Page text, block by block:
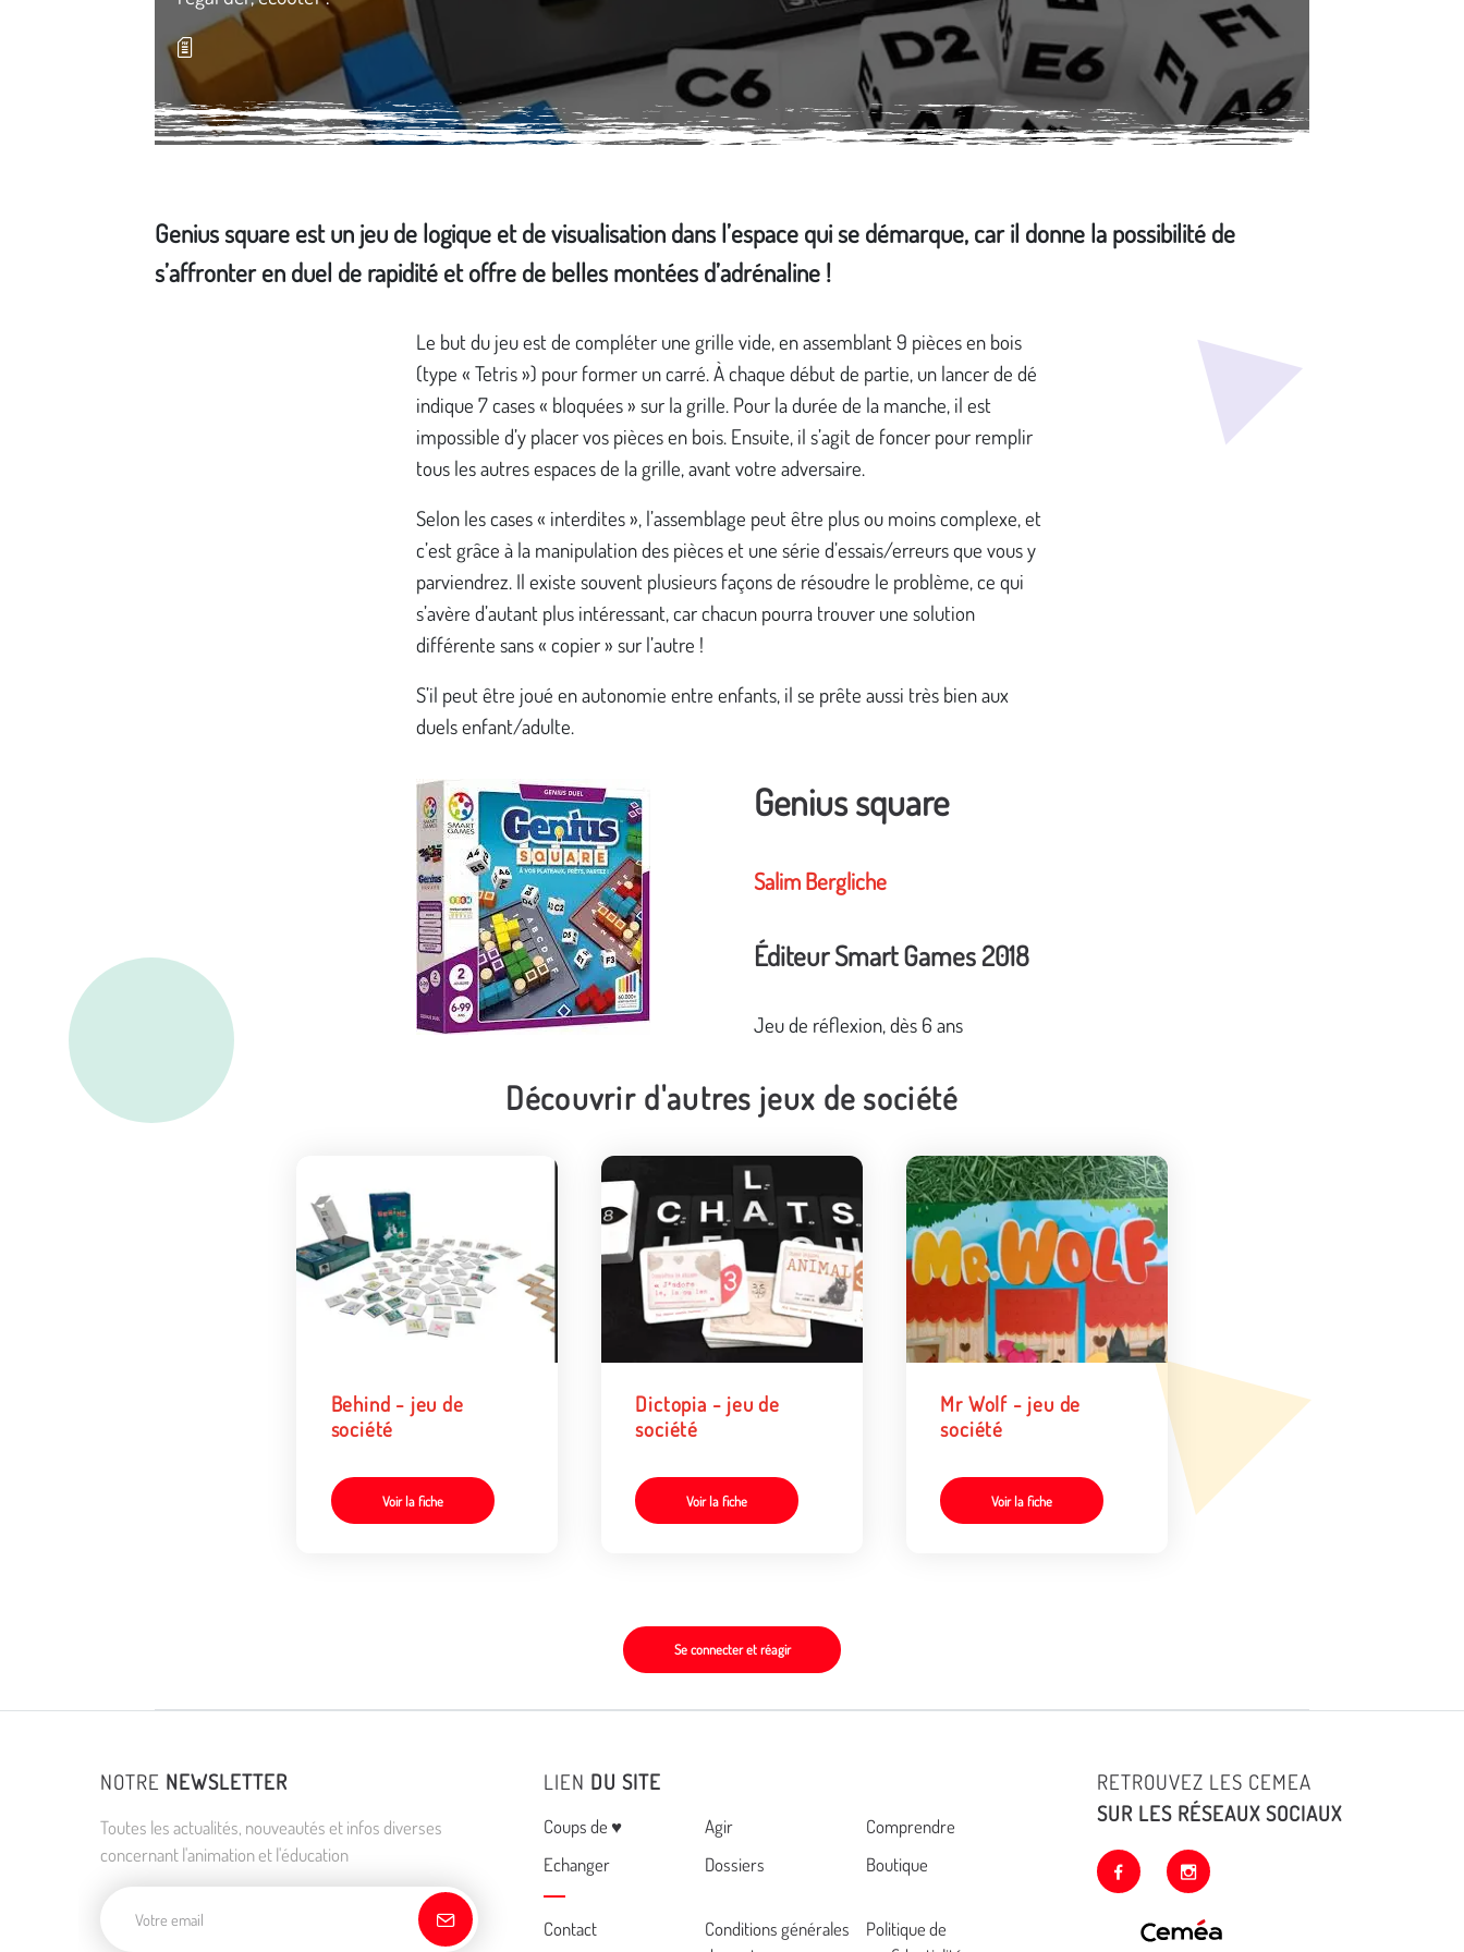
Genius square est un jeu de logique et de visualisation dans l’espace qui se démarque, car il donne la possibilité de
s’affronter en duel de rapidité et offre de belles montées d’adrénaline !
Le but du jeu est de compléter une grille vide, en assemblant 9 pièces en bois
(type « Tetris ») pour former un carré. À chaque début de partie, un lancer de dé
indique 7 cases « bloquées » sur la grille. Pour la durée de la manche, il est
impossible d’y placer vos pièces en bois. Ensuite, il s’agit de foncer pour remplir
tous les autres espaces de la grille, avant votre adversaire.
Selon les cases « interdites », l’assemblage peut être plus ou moins complexe, et
c’est grâce à la manipulation des pièces et une série d’essais/erreurs que vous y
parviendrez. Il existe souvent plusieurs façons de résoudre le problème, ce qui
s’avère d’autant plus intéressant, car chacun pourra trouver une solution
différente sans « copier » sur l’autre !
S’il peut être joué en autonomie entre enfants, il se prête aussi très bien aux
duels enfant/adulte.
Genius square
Salim Bergliche
Éditeur Smart Games 2018
Jeu de réflexion, dès 6 ans
Découvrir d'autres jeux de société
Behind - jeu de
société
Voir la fiche
Dictopia - jeu de
société
Voir la fiche
Mr Wolf - jeu de
société
Voir la fiche
Se connecter et réagir
NOTRE NEWSLETTER
Toutes les actualités, nouveautés et infos diverses
concernant l'animation et l'éducation
LIEN DU SITE
Menu
Coups de ♥ Agir
Comprendre
Echanger
Dossiers Boutique
Cemea
Contact
Conditions générales
Politique de
RETROUVEZ LES CEMEA
SUR LES RÉSEAUX SOCIAUX
facebook instagram